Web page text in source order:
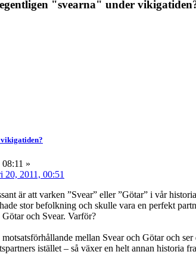
"svearna" under
»
20, 2011, 00:51
är att varken ”Svear” eller ”Götar” i vår
stor befolkning och skulle vara en perfekt
och Svear. Varför?
mellan Svear och Götar och
istället – så växer en helt annan historia